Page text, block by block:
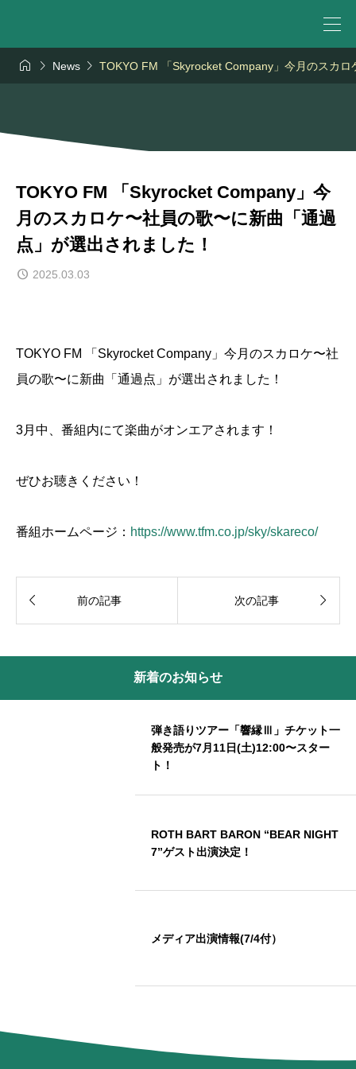
  News  TOKYO FM 「Skyrocket Company」今月のスカ
TOKYO FM 「Skyrocket Company」今
月のスカロケ〜社員の歌〜に新曲「通過
点」が選出されました！
2025.03.03
TOKYO FM 「Skyrocket Company」今月のスカロケ〜社
員の歌〜に新曲「通過点」が選出されました！
3月中、番組内にて楽曲がオンエアされます！
ぜひお聴きください！
番組ホームページ： https://www.tfm.co.jp/sky/skareco/
 前の記事 次の記事 
新着のお知らせ
弾き語りツアー「響縁Ⅲ」チケット一
般発売が7月11日(土)12:00〜スター
ト！
ROTH BART BARON “BEAR NIGHT
7”ゲスト出演決定！
メディア出演情報(7/4付）